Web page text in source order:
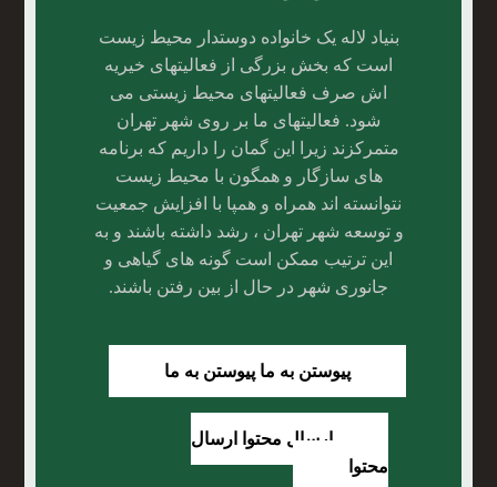
بنیاد لاله یک خانواده دوستدار محیط زیست
است که بخش بزرگی از فعالیتهای خیریه
اش صرف فعالیتهای محیط زیستی می
شود. فعالیتهای ما بر روی شهر تهران
متمرکزند زیرا این گمان را داریم که برنامه
های سازگار و همگون با محیط زیست
نتوانسته اند همراه و همپا با افزایش جمعیت
و توسعه شهر تهران ، رشد داشته باشند و به
این ترتیب ممکن است گونه های گیاهی و
جانوری شهر در حال از بین رفتن باشند.
پیوستن به ماپیوستن به ما
ارسال محتوا
ارسال
محتوا